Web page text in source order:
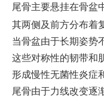
尾骨主要悬挂在骨盆
其两侧及前方分布着
当骨盆由于长期姿势
这些对称性的韧带和
形成慢性无菌性炎症
尾骨由于力线改变逐